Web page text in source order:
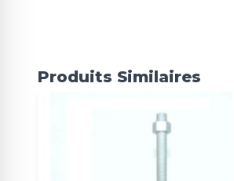
Produits Similaires